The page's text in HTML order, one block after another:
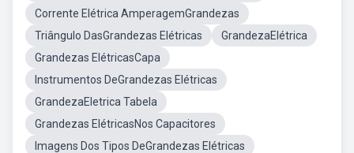
Corrente Elétrica AmperagemGrandezas
Triângulo DasGrandezas Elétricas
GrandezaElétrica
Grandezas ElétricasCapa
Instrumentos DeGrandezas Elétricas
GrandezaEletrica Tabela
Grandezas ElétricasNos Capacitores
Imagens Dos Tipos DeGrandezas Elétricas